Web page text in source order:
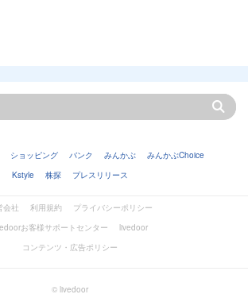
ショッピング バンク みんかぶ
みんかぶChoice
Kstyle
株探 プレスリリース
会社 利用規約
プライバシーポリシー
お客様サポートセンター
livedoor
コンテンツ・広告ポリシー
© livedoor